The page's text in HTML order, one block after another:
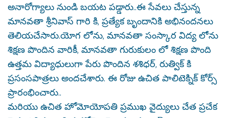
అనారోగ్యాలు నుండి బయట పడ్డారు..ఈ సేవలు చేస్తున్న
మానవతా శ్రీనివాస్ గారి కి, ప్రత్యేక బృందానికి అభినందనలు
తెలియచేసారు.యోగ లోను, మానవతా సంస్కార విద్య లోను
శిక్షణ పొందిన వారికీ, మానవతా గురుకులం లో శిక్షణ పొంది
ఉత్తమ విద్యాధులుగా పేరు పొందిన శశిధర్, రుత్విక్ కి
ప్రసంసపాత్రలు అందచేశారు. ఈ రోజు ఉచిత పాలిటెక్నిక్ కోర్స్
ప్రారంభించారు..
మరియు ఉచిత హోమోయోపతి ప్రముఖ వైద్యులు చేత ప్రచేక